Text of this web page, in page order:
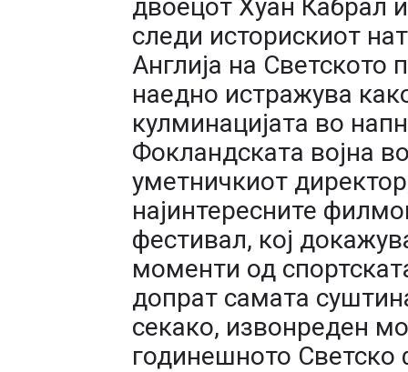
двоецот Хуан Кабрал
следи историскиот
Англија на Светското
наедно истражува
кулминацијата во
Фокландската војна
уметничкиот
најинтересните
фестивал, кој
моменти од
допрат самата
секако, извонреден
годинешното Светско